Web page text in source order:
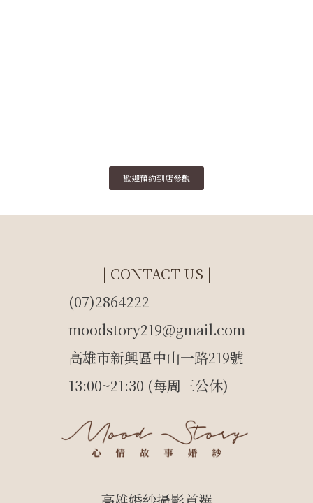
歡迎預約到店參觀
| CONTACT US |
(07)2864222
moodstory219@gmail.com
高雄市新興區中山一路219號
13:00~21:30 (每周三公休)